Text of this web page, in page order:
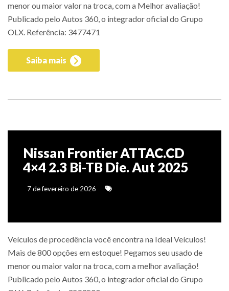
menor ou maior valor na troca, com a Melhor avaliação!
Publicado pelo Autos 360, o integrador oficial do Grupo
OLX. Referência: 3477471
Saiba mais
Nissan Frontier ATTAC.CD
4×4 2.3 Bi-TB Die. Aut 2025
7 de fevereiro de 2026
Veículos de procedência você encontra na Ideal Veículos!
Mais de 800 opções em estoque! Pegamos seu usado de
menor ou maior valor na troca, com a melhor avaliação!
Publicado pelo Autos 360, o integrador oficial do Grupo